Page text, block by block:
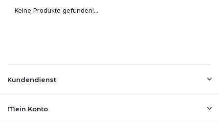
Keine Produkte gefunden!...
Kundendienst
Mein Konto